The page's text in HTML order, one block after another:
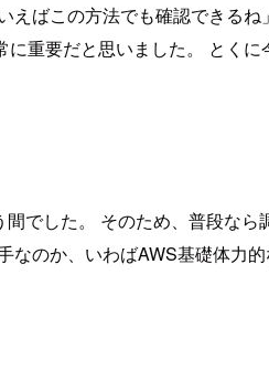
ばこの方法でも確認できる
重要だと思いました。 とく
でした。 そのため、普段な
のか、いわばAWS基礎体力